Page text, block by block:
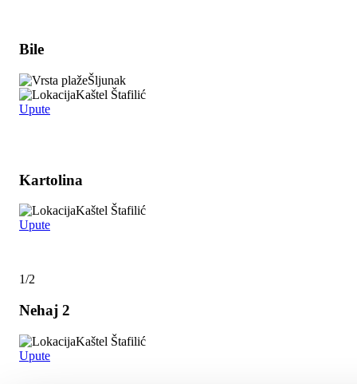
Bile
Šljunak
Kaštel Štafilić
Upute
Kartolina
Kaštel Štafilić
Upute
1/2
Nehaj 2
Kaštel Štafilić
Upute